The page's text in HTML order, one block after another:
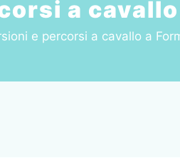
a
e percorsi a cavallo a